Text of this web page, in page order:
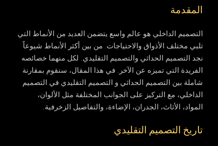
المقدمة
التصميم الداخلي هو عالم واسع يتضمن العديد من الأنماط التي
تلبي مختلف الأذواق والاحتياجات. من بين أكثر الأنماط شيوعاً
نجد التصميم الحداثي والتصميم التقليدي. لكل منهما خصائصه
الفريدة التي تميزه عن الآخر. في هذا المقال، سنقوم بمقارنة
شاملة بين التصميم الحداثي و التصميم التقليدي في التصميم
الداخلي، مع التركيز على الجوانب المختلفة مثل الألوان،
المواد، الأثاث، الجدران، الإضاءة، والتفاصيل الزخرفية.
تاريخ التصميم التقليدي